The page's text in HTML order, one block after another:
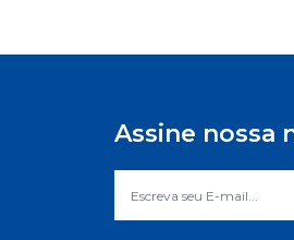
Assine nossa